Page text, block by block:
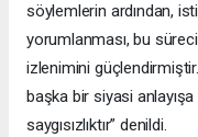
söylemlerin ardından,
yorumlanması, bu
izlenimini
başka bir siyasi
saygısızlıktır” denildi.